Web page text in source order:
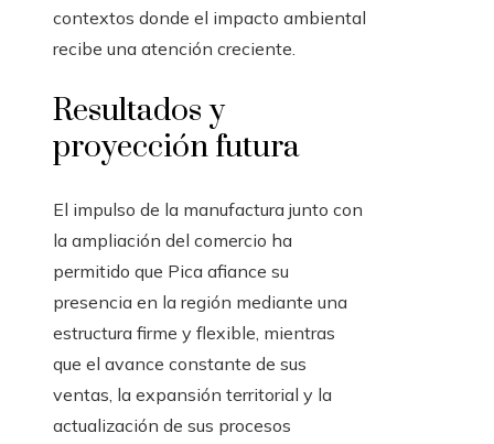
contextos donde el impacto ambiental
recibe una atención creciente.
Resultados y
proyección futura
El impulso de la manufactura junto con
la ampliación del comercio ha
permitido que Pica afiance su
presencia en la región mediante una
estructura firme y flexible, mientras
que el avance constante de sus
ventas, la expansión territorial y la
actualización de sus procesos